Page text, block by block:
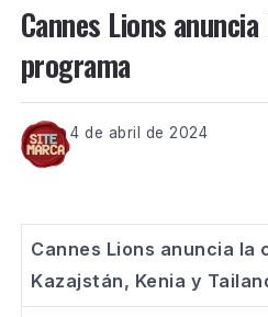
Cannes Lions
programa
4 de abril de 2024
Cannes Lions anuncia
Kazajstán, Kenia y